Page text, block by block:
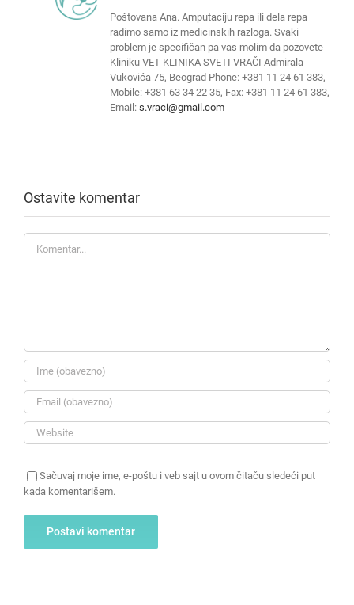
Poštovana Ana. Amputaciju repa ili dela repa
radimo samo iz medicinskih razloga. Svaki
problem je specifičan pa vas molim da pozovete
Kliniku VET KLINIKA SVETI VRAČI Admirala
Vukovića 75, Beograd Phone: +381 11 24 61 383,
Mobile: +381 63 34 22 35, Fax: +381 11 24 61 383,
Email: s.vraci@gmail.com
Ostavite komentar
Sačuvaj moje ime, e-poštu i veb sajt u ovom čitaču sledeći put
kada komentarišem.